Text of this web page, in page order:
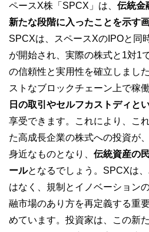
ペースX株「SPCX」は、 伝統金
新たな段階に入ったことを示す
SPCXは、スペースXのIPOと同
が開始され、実際の株式と1対1
の信頼性と実用性を確立しまし
ストなブロックチェーン上で稼
日の取引やセルフカストディと
享受できます。これにより、こ
た高成長企業の株式への投資が
身近なものとなり、 伝統資産の
ールとなるでしょう。SPCXは
はなく、規制とイノベーション
融市場のあり方を再定義する重
めています。投資家は、この新